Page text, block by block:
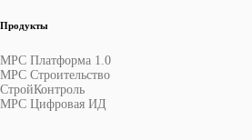
Продукты
МРС Платформа 1.0
МРС Строительство
СтройКонтроль
МРС Цифровая ИД